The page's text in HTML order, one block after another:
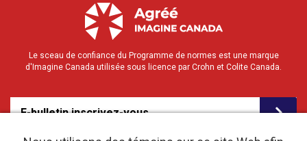
Le sceau de confiance du Programme de normes est une marque
d'Imagine Canada utilisée sous licence par Crohn et Colite Canada.
E-bulletin inscrivez-vous